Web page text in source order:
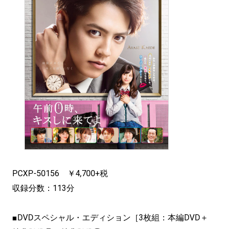
PCXP-50156 ￥4,700+税
収録分数：113分
■DVDスペシャル・エディション［3枚組：本編DVD＋